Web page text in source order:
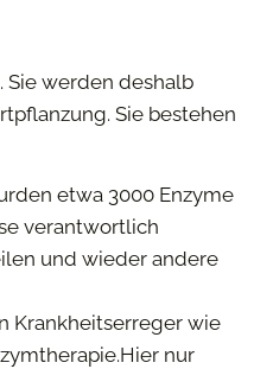
Sie werden deshalb
Sie bestehen
etwa 3000 Enzyme
verantwortlich
und wieder andere
Krankheitserreger wie
nur